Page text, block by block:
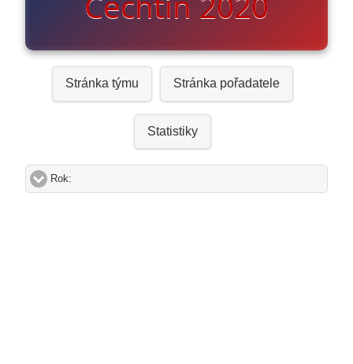
Stránka týmu Stránka pořadatele
Statistiky
Rok: